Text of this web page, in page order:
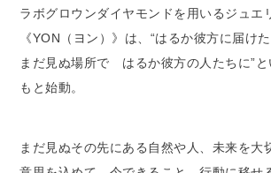
ラボグロウンダイヤモンドを用いるジュエ
《YON（ヨン）》は、“はるか彼方に届
まだ見ぬ場所で はるか彼方の人たちに”
もと始動。
まだ見ぬその先にある自然や人、未来を大